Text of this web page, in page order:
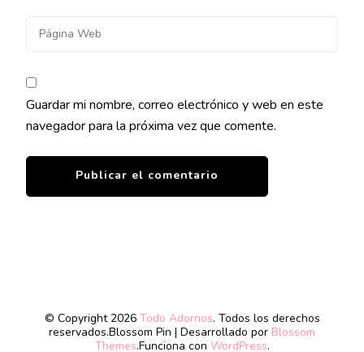
Guardar mi nombre, correo electrónico y web en este
navegador para la próxima vez que comente.
© Copyright 2026 Todo Adornos. Todos los derechos
reservados.Blossom Pin | Desarrollado por Blossom
Themes.Funciona con WordPress.